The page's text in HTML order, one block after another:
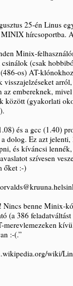
25-én Linus
hírcsoportba.
Minix-
csinálok (csak
os) AT-
visszajelzéseket
embereknek,
között (gyakorlati
és a gcc (1.40)
dolog. Ez azt
és kíváncsi
szívesen
őket :-)
Nincs benne Minix-
(a 386
merevlemezeken
:-(.”
wiki/